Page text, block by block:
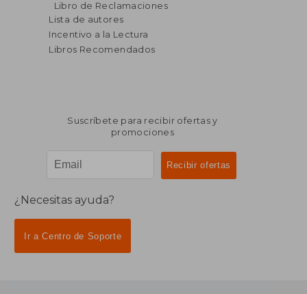
40%
dcto.
$ 43.01
$ 25.81
Libro de Reclamaciones
Lista de autores
Incentivo a la Lectura
Libros Recomendados
Suscríbete para recibir ofertas y
promociones
¿Necesitas ayuda?
Ir a Centro de Soporte